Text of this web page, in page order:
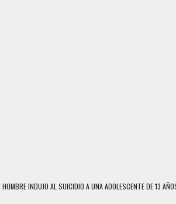
QUE SOBREVIVIÓ UN HOMBRE Y SU FAMILIA TRAS LOS